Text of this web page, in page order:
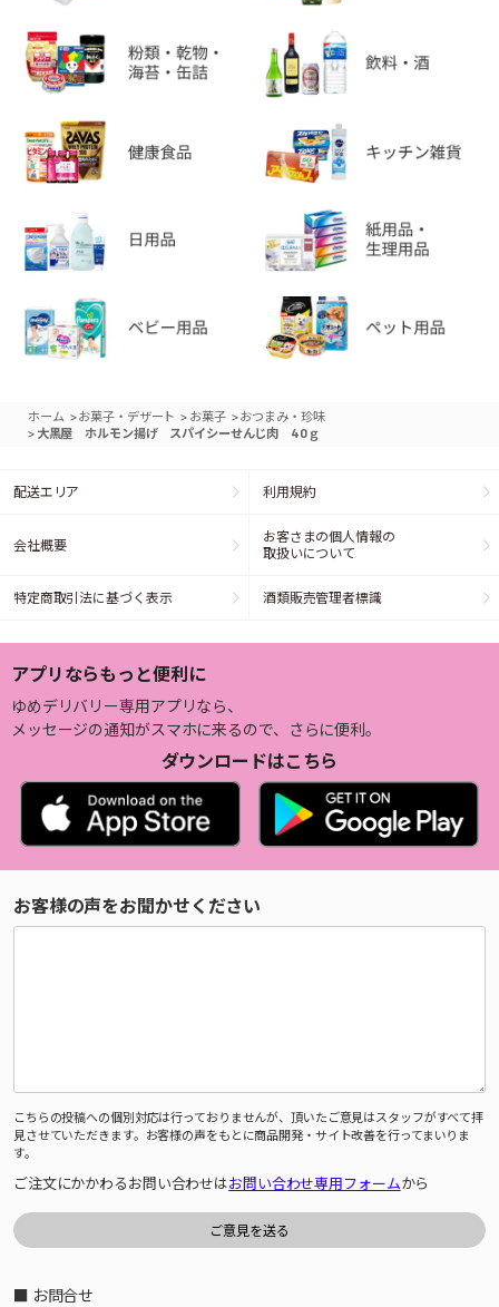
ホーム >お菓子・デザート > お菓子 >おつまみ・珍味
> 大黒屋 ホルモン揚げ スパイシーせんじ肉 40ｇ
配送エリア 利用規約
会社概要
お客さまの個人情報の
取扱いについて
特定商取引法に基づく表示 酒類販売管理者標識
アプリならもっと便利に
ゆめデリバリー専用アプリなら、
メッセージの通知がスマホに来るので、さらに便利。
ダウンロードはこちら
お客様の声をお聞かせください
こちらの投稿への個別対応は行っておりませんが、頂いたご意見はスタッフがすべて拝
見させていただきます。お客様の声をもとに商品開発・サイト改善を行ってまいりま
す。
ご注文にかかわるお問い合わせはお問い合わせ専用フォームから
■ お問合せ